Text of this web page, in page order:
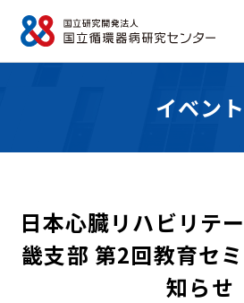
イベント
日本心臓リハビリテ
畿支部 第2回教育セ
知らせ